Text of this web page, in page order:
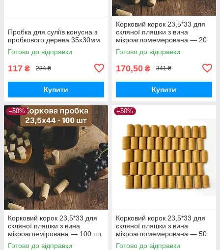
Пробка для суліїв конусна з
пробкового дерева 35x30мм
Готово до відправки
117 ₴ 234 ₴
Купити
Корковий корок 23,5*33 для
скляної пляшки з вина
мікроагломемерована — 20
шт.
Готово до відправки
170,50 ₴ 341 ₴
Купити
–50%
Корковий корок 23,5*33 для
скляної пляшки з вина
мікроаглемірована — 100 шт.
Готово до відправки
–50%
Корковий корок 23,5*33 для
скляної пляшки з вина
мікроагломемерована — 50
шт.
Готово до відправки